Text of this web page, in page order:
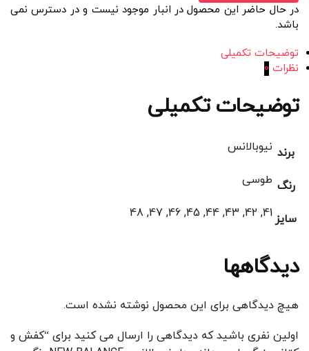
در حال حاضر این محصول در انبار موجود نیست و در دسترس نمی
باشد.
توضیحات تکمیلی
نظرات 0
توضیحات تکمیلی
برند نیوبالانس
رنگ طوسی
سایز 41, 42, 43, 44, 45, 46, 47, 48
دیدگاهها
هیچ دیدگاهی برای این محصول نوشته نشده است.
اولین نفری باشید که دیدگاهی را ارسال می کنید برای “کفش و